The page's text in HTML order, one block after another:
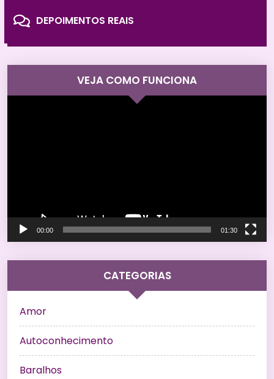
DEPOIMENTOS REAIS
VEJA COMO FUNCIONA
00:00 01:30
CATEGORIAS
Amor
Autoconhecimento
Baralhos